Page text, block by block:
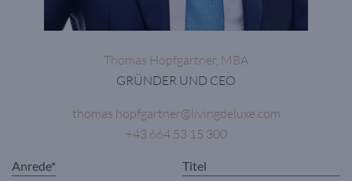
Thomas Hopfgartner, MBA
GRÜNDER UND CEO
thomas.hopfgartner@livingdeluxe.com
+43 664 53 15 300